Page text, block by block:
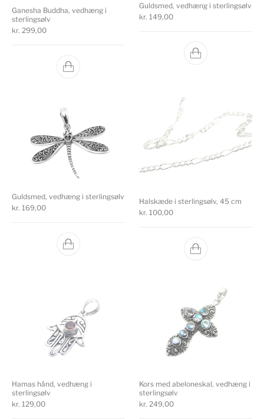
Ganesha Buddha, vedhæng i
sterlingsølv
kr. 299,00
Guldsmed, vedhæng i sterlingsølv
kr. 149,00
Guldsmed, vedhæng i sterlingsølv
kr. 169,00
Halskæde i sterlingsølv, 45 cm
kr. 100,00
Hamas hånd, vedhæng i
sterlingsølv
kr. 129,00
Kors med abeloneskal, vedhæng i
sterlingsølv
kr. 249,00